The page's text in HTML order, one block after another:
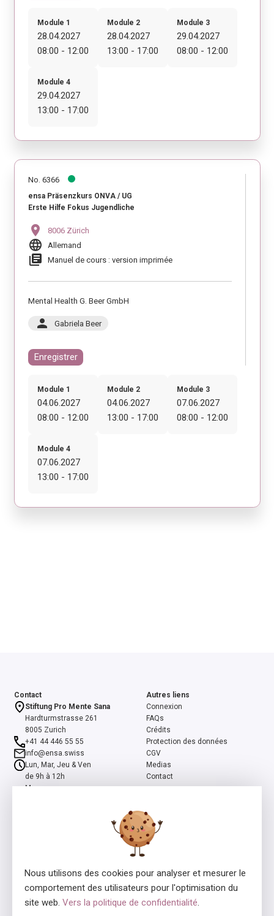
Module 1
28.04.2027
08:00 - 12:00
Module 2
28.04.2027
13:00 - 17:00
Module 3
29.04.2027
08:00 - 12:00
Module 4
29.04.2027
13:00 - 17:00
No. 6366
ensa Präsenzkurs ONVA / UG
Erste Hilfe Fokus Jugendliche
location_on 8006 Zürich
language Allemand
library_books Manuel de cours : version imprimée
Mental Health G. Beer GmbH
person Gabriela Beer
Enregistrer
Module 1
04.06.2027
08:00 - 12:00
Module 2
04.06.2027
13:00 - 17:00
Module 3
07.06.2027
08:00 - 12:00
Module 4
07.06.2027
13:00 - 17:00
Contact
Stiftung Pro Mente Sana
Hardturmstrasse 261
8005 Zurich
+41 44 446 55 55
info@ensa.swiss
Lun, Mar, Jeu & Ven
de 9h à 12h
Mer
Autres liens
Connexion
FAQs
Crédits
Protection des données
CGV
Medias
Contact
ensa est un programme co-initié par la Fondation suisse Pro Mente
et Ernst Göhner.
Nous utilisons des cookies pour analyser et mesurer le
comportement des utilisateurs pour l'optimisation du
site web. Vers la politique de confidentialité